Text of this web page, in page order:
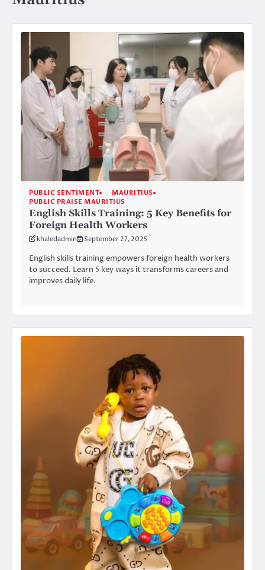
PUBLIC SENTIMENT
MAURITIUS
PUBLIC PRAISE MAURITIUS
English Skills Training: 5 Key Benefits for
Foreign Health Workers
khaledadmin September 27, 2025
English skills training empowers foreign health workers
to succeed. Learn 5 key ways it transforms careers and
improves daily life.